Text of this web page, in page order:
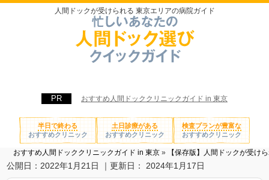
おすすめ人間ドッククリニックガイド in 東京
人間ドックが受けられる 東京エリアの病院ガイド
半日で終わる
おすすめクリニック
土日診療がある
おすすめクリニック
検査プランが豊富な
おすすめクリニック
おすすめ人間ドッククリニックガイド in 東京 » 【保存版】人間ドックが受け
公開日： 2022年1月21日 ｜更新日： 2024年1月17日